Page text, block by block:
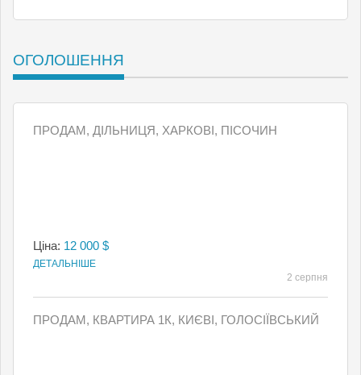
ОГОЛОШЕННЯ
ПРОДАМ, ДІЛЬНИЦЯ, ХАРКОВІ, ПІСОЧИН
Ціна: 12 000 $
ДЕТАЛЬНІШЕ
2 серпня
ПРОДАМ, КВАРТИРА 1К, КИЄВI, ГОЛОСІЇВСЬКИЙ